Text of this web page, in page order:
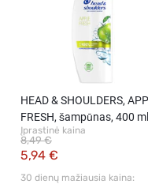
HEAD & SHOULDERS,
FRESH, šampūnas, 400 ml
Įprastinė kaina
5,94 €
8,49 €
30 dienų mažiausia kaina: